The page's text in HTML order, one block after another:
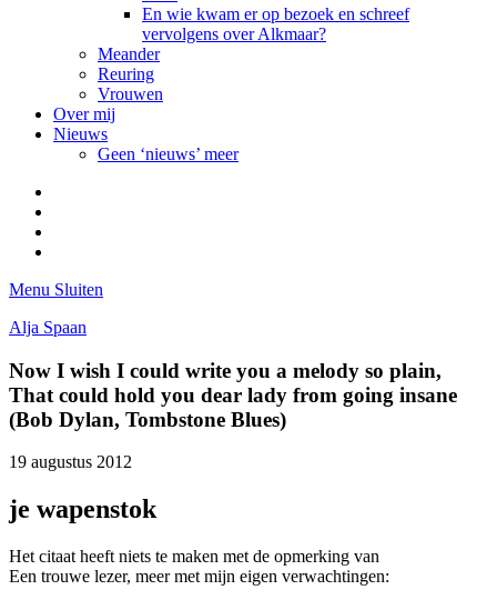
En wie kwam er op bezoek en schreef
vervolgens over Alkmaar?
Meander
Reuring
Vrouwen
Over mij
Nieuws
Geen ‘nieuws’ meer
Menu Sluiten
Alja Spaan
Now I wish I could write you a melody so plain,
That could hold you dear lady from going insane
(Bob Dylan, Tombstone Blues)
19 augustus 2012
je wapenstok
Het citaat heeft niets te maken met de opmerking van
Een trouwe lezer, meer met mijn eigen verwachtingen: